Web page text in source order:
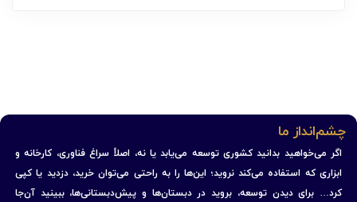
چشم‌انداز ما
اگر می‌خواهید بدانید کشوری توسعه می‌یابد یا نه، اصلاً سراغ فناوری، کارخانه و
ابزاری که استفاده می‌کند نروید؛ این‌ها را به راحتی می‌توان خرید، دزدید یا کپی
کرد… برای دیدن توسعه، بروید در دبستان‌ها و پیش‌دبستانی‌ها، ببینید آن‌جا